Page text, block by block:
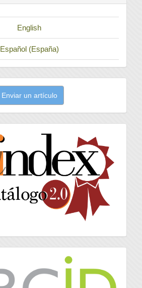
English
Español (España)
Enviar un artículo